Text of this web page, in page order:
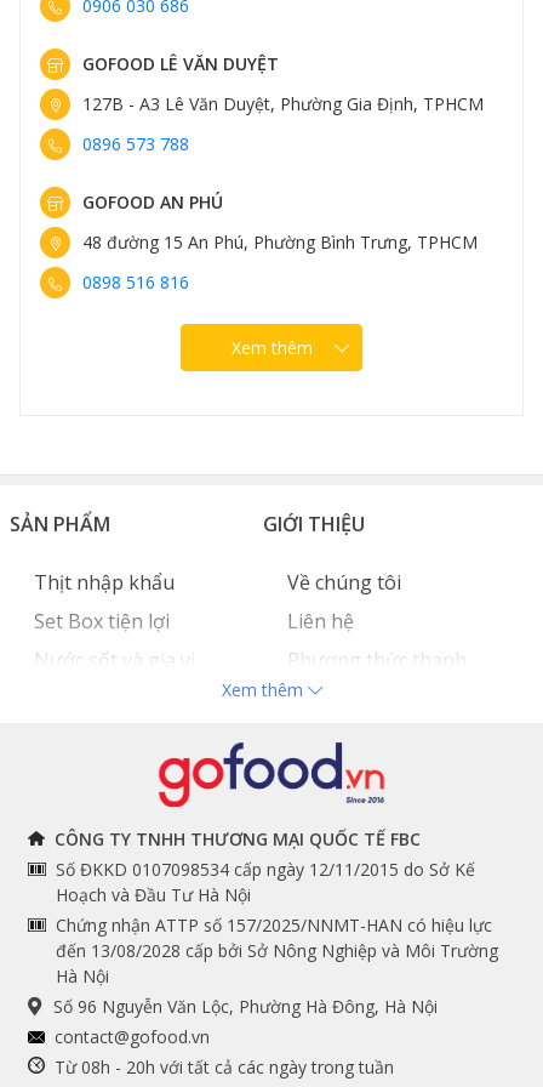
Mật ong Marri Úc được ứng dụng trong nhiều lĩnh vực khác
0906 030 686
GOFOOD LÊ VĂN DUYỆT
127B - A3 Lê Văn Duyệt, Phường Gia Định, TPHCM
0896 573 788
GOFOOD AN PHÚ
48 đường 15 An Phú, Phường Bình Trưng, TPHCM
0898 516 816
Xem thêm
SẢN PHẨM
Thịt nhập khẩu
Set Box tiện lợi
Nước sốt và gia vị
GIỚI THIỆU
Về chúng tôi
Liên hệ
Phương thức thanh
toán
Tuyển dụng
THÔNG TIN
Chính sách và quy định
chung
Hướng dẫn đặt hàng
Cam kết chất lượng
THEO DÕI NGAY
Facebook
Instagram
Youtube
Tiktok
Shopee
Xem thêm
CÔNG TY TNHH THƯƠNG MẠI QUỐC TẾ FBC
Số ĐKKD 0107098534 cấp ngày 12/11/2015 do Sở Kế
Hoạch và Đầu Tư Hà Nội
Chứng nhận ATTP số 157/2025/NNMT-HAN có hiệu lực
đến 13/08/2028 cấp bởi Sở Nông Nghiệp và Môi Trường
Hà Nội
Số 96 Nguyễn Văn Lộc, Phường Hà Đông, Hà Nội
contact@gofood.vn
Từ 08h - 20h với tất cả các ngày trong tuần